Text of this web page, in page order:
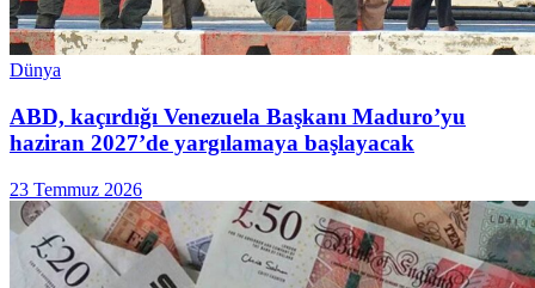
Dünya
ABD, kaçırdığı Venezuela Başkanı Maduro’yu
haziran 2027’de yargılamaya başlayacak
23 Temmuz 2026